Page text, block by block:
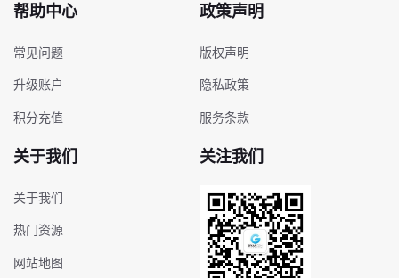
帮助中心
常见问题
升级账户
积分充值
政策声明
版权声明
隐私政策
服务条款
关于我们
关于我们
热门资源
网站地图
关注我们